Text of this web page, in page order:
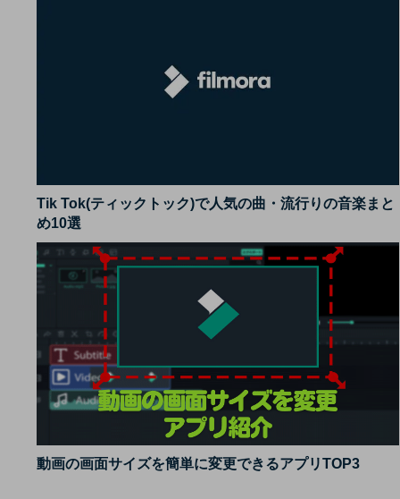
Tik Tok(ティックトック)で人気の曲・流行りの音楽まと
め10選
動画の画面サイズを簡単に変更できるアプリTOP3